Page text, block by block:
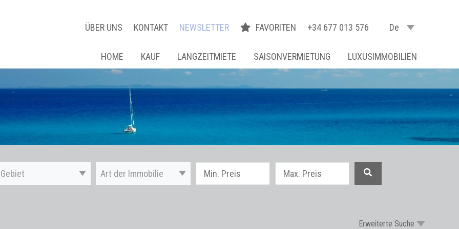
ÜBER UNS KONTAKT NEWSLETTER FAVORITEN +34 677 013 576 De
HOME KAUF LANGZEITMIETE SAISONVERMIETUNG LUXUSIMMOBILIEN
Gebiet Art der Immobilie
Erweiterte Suche